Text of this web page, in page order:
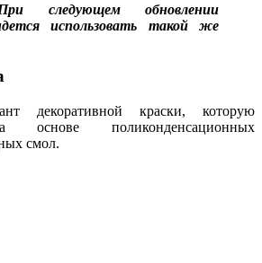
следующем обновлении
использовать такой же
декоративной краски, которую
основе поликонденсационных
смол.